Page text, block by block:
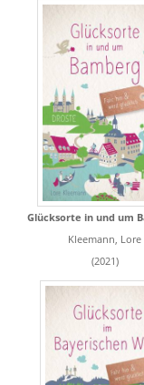
Glücksorte in und um
Kleemann, Lore
(2021)